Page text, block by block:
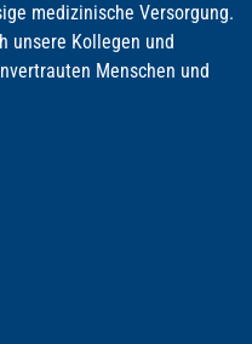
medizinische Versorgung.
unsere Kollegen und
Menschen und